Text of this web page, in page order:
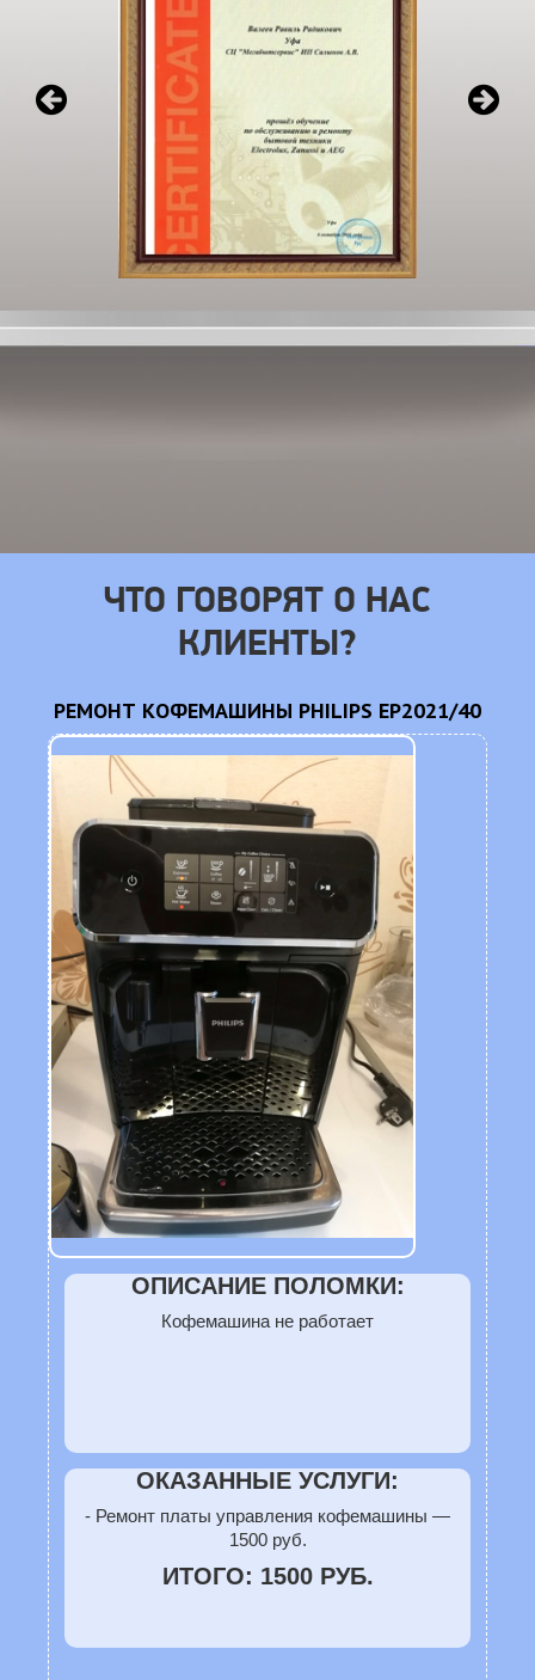
ЧТО ГОВОРЯТ О НАС
КЛИЕНТЫ?
РЕМОНТ КОФЕМАШИНЫ PHILIPS EP2021/40
ОПИСАНИЕ ПОЛОМКИ:
Кофемашина не работает
ОКАЗАННЫЕ УСЛУГИ:
- Ремонт платы управления кофемашины —
1500 руб.
ИТОГО: 1500 РУБ.